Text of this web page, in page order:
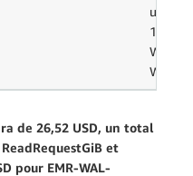
14 400
WAL-
de 26,52 USD, un total
et
pour EMR-WAL-